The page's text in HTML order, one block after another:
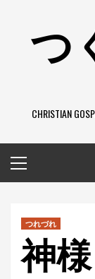
つ
CHRISTIAN
イ
ン
ー
つれづれ
神